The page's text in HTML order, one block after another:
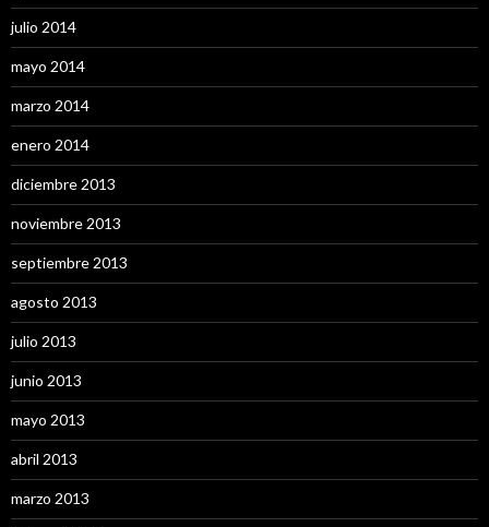
julio 2014
mayo 2014
marzo 2014
enero 2014
diciembre 2013
noviembre 2013
septiembre 2013
agosto 2013
julio 2013
junio 2013
mayo 2013
abril 2013
marzo 2013